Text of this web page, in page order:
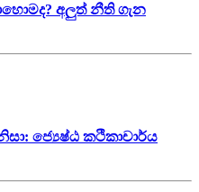
අලුත් නීති ගැන
ජ්‍යෙෂ්ඨ කථිකාචාර්ය